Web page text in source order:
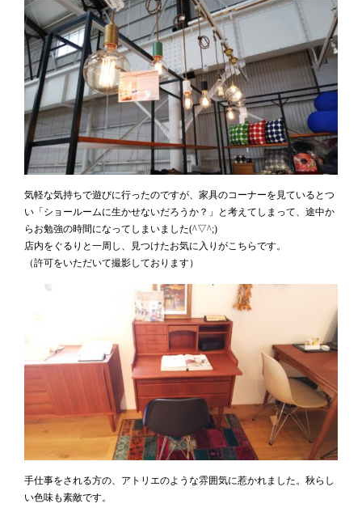
気軽な気持ちで遊びに行ったのですが、家具のコーナーを見ているとつ
い「ショールームに生かせないだろうか？」と考えてしまって、途中か
らお勉強の時間になってしまいました(^▽^;)
店内をぐるりと一周し、見つけたお気に入りがこちらです。
（許可をいただいて撮影しております）
手仕事をされる方の、アトリエのような雰囲気に惹かれました。秋らし
い色味も素敵です。